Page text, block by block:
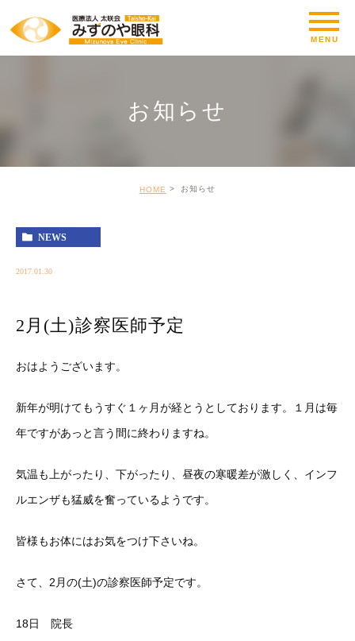
お知らせ
HOME お知らせ
NEWS
2017.01.30
2月(土)診察医師予定
おはようございます。
新年が明けてもうすぐ１ヶ月が経とうとしております。１月は毎
年ですがあっと言う間に終わりますね。
気温も上がったり、下がったり、昼夜の寒暖差が激しく、インフ
ルエンザも猛威を奮っているようです。
皆様もお体にはお気をつけ下さいね。
さて、2月の(土)の診察医師予定です。
18日 院長